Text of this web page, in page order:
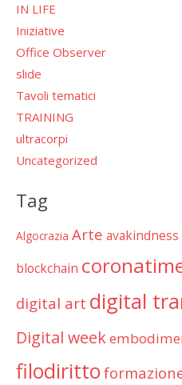
IN LIFE
Iniziative
Office Observer
slide
Tavoli tematici
TRAINING
ultracorpi
Uncategorized
Tag
Algocrazia Arte avakindness
blockchain
digital art digital
Digital week
filodiritto